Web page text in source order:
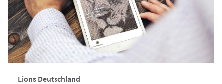
Lions Deutschland